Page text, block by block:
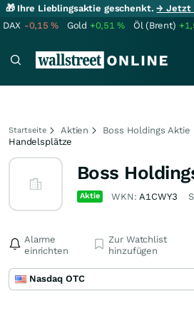
🎁 Ihre Lieblingsaktie geschenkt.→ Jetzt
DAX -0,15% Gold +0,51% Öl (Brent)
Startseite Aktien
Boss Holdings Aktie
Handelsplätze
Boss
Aktie WKN:A1CWY3
Alarme
einrichten
Zur Watchlist
hinzufügen
Nasdaq OTC